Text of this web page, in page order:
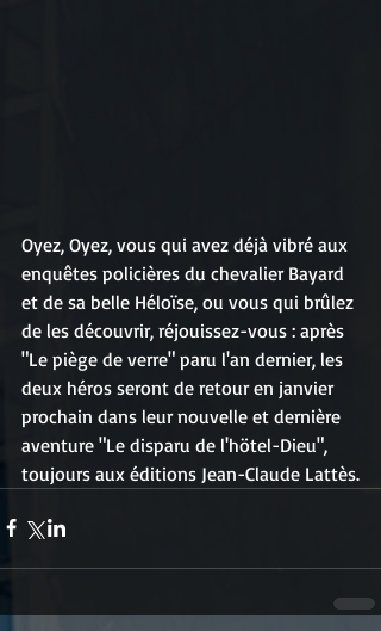
Oyez, Oyez, vous qui avez déjà vibré aux
enquêtes policières du chevalier Bayard
et de sa belle Héloïse, ou vous qui brûlez
de les découvrir, réjouissez-vous : après
"Le piège de verre" paru l'an dernier, les
deux héros seront de retour en janvier
prochain dans leur nouvelle et dernière
aventure "Le disparu de l'hötel-Dieu",
toujours aux éditions Jean-Claude Lattès.